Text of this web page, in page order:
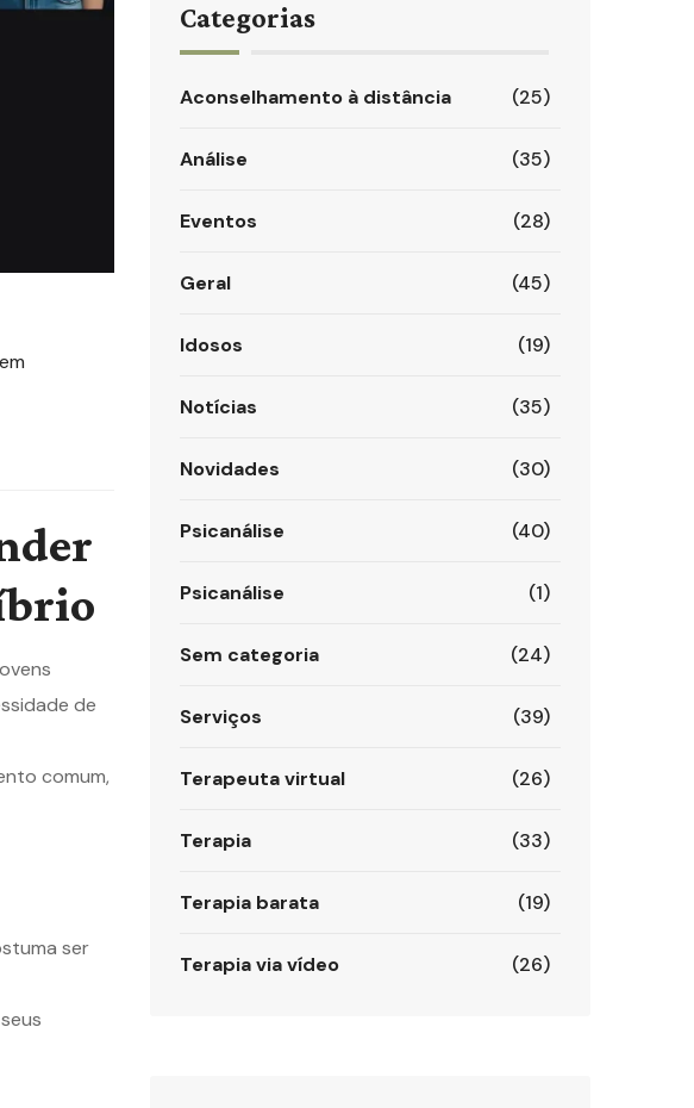
de
comum,
ser
Categorias
Aconselhamento à distância (25)
Análise (35)
Eventos (28)
Geral (45)
Idosos (19)
Notícias (35)
Novidades (30)
Psicanálise (40)
Psicanálise (1)
Sem categoria (24)
Serviços (39)
Terapeuta virtual (26)
Terapia (33)
Terapia barata (19)
Terapia via vídeo (26)